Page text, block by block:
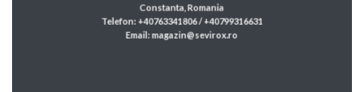
Constanta, Romania
Telefon: +40763341806 / +40799316631
Email: magazin@sevirox.ro